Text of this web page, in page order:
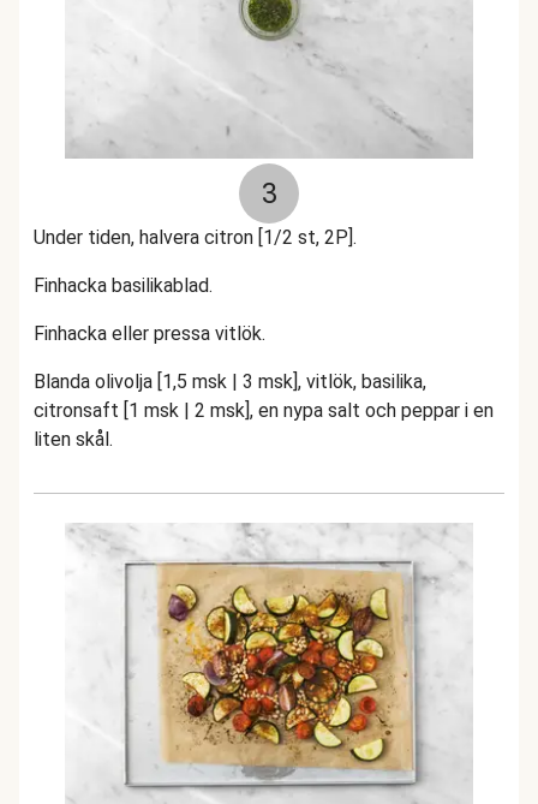
3
Under tiden, halvera citron [1/2 st, 2P].
Finhacka basilikablad.
Finhacka eller pressa vitlök.
Blanda olivolja [1,5 msk | 3 msk], vitlök, basilika,
citronsaft [1 msk | 2 msk], en nypa salt och peppar i en
liten skål.